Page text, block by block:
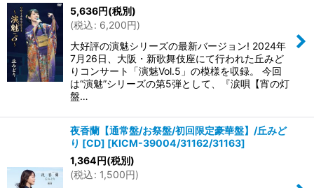
5,636円(税別)
(税込: 6,200円)
大好評の演魅シリーズの最新バージョン! 2024年
7月26日、大阪・新歌舞伎座にて行われた丘みど
りコンサート「演魅Vol.5」の模様を収録。 今回
は“演魅”シリーズの第5弾として、『涙唄【宵の灯
盤…
夜香蘭【通常盤/お祭盤/初回限定豪華盤】/丘みど
り [CD] [KICM-39004/31162/31163]
1,364円(税別)
(税込: 1,500円)